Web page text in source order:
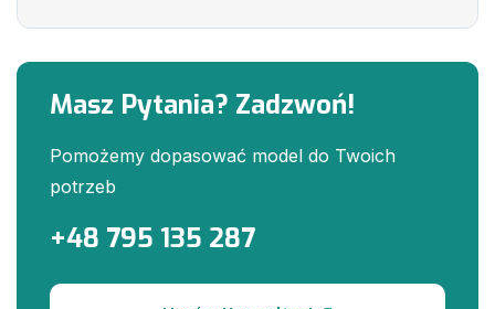
Masz Pytania? Zadzwoń!
Pomożemy dopasować model do Twoich
potrzeb
+48 795 135 287